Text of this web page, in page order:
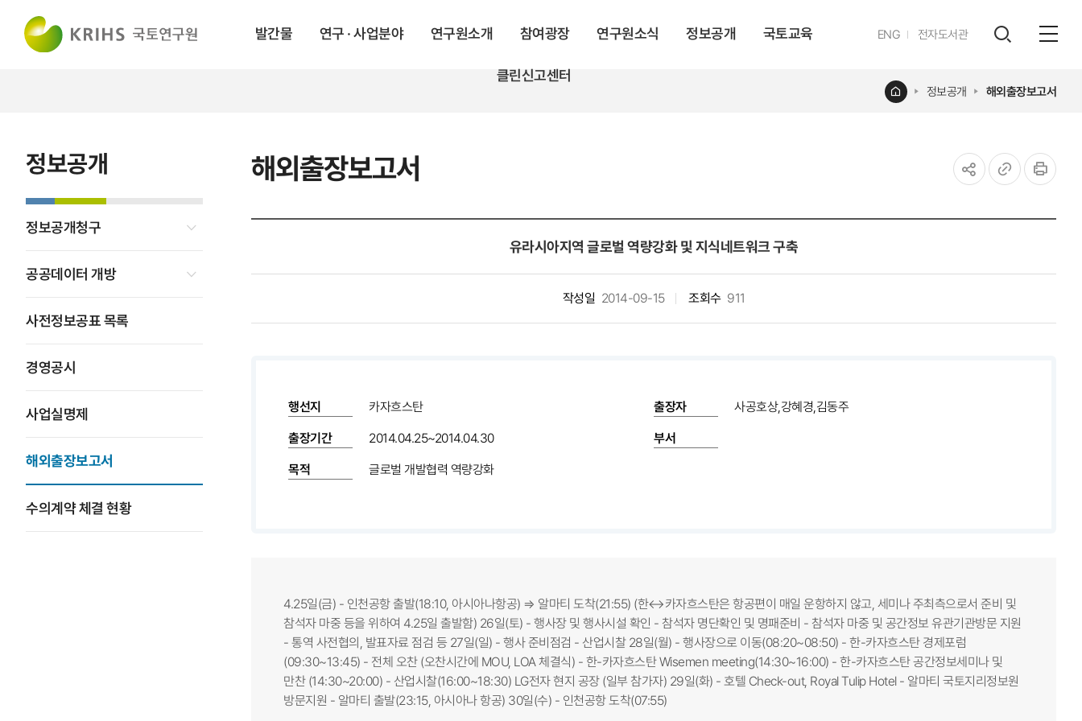
발간물 연구 · 사업분야 연구원소개 참여광장 연구원소식 정보공개 국토교육
클린신고센터
ENG영문전자도서관
레이어
해외출장보고서
홈 정보공개 해외출장보고서
정보공개
정보공개청구
공공데이터 개방
사전정보공표 목록
경영공시
사업실명제
해외출장보고서
수의계약 체결 현황
유라시아지역 글로벌 역량강화 및 지식네트워크 구축
작성일 2014-09-15 조회수 911
행선지 카자흐스탄 출장자 사공호상,강혜경,김동주
출장기간 2014.04.25~2014.04.30 부서
목적 글로벌 개발협력 역량강화
4.25일(금) - 인천공항 출발(18:10, 아시아나항공) ⇒ 알마티 도착(21:55) (한↔카자흐스탄은 항공편이 매일 운항하지 않고, 세미나 주최측으로서 준비 및
참석자 마중 등을 위하여 4.25일 출발함) 26일(토) - 행사장 및 행사시설 확인 - 참석자 명단확인 및 명패준비 - 참석자 마중 및 공간정보 유관기관방문 지원
- 통역 사전협의, 발표자료 점검 등 27일(일) - 행사 준비점검 - 산업시찰 28일(월) - 행사장으로 이동(08:20~08:50) - 한-카자흐스탄 경제포럼
(09:30~13:45) - 전체 오찬 (오찬시간에 MOU, LOA 체결식) - 한-카자흐스탄 Wisemen meeting(14:30~16:00) - 한-카자흐스탄 공간정보세미나 및
만찬 (14:30~20:00) - 산업시찰(16:00~18:30) LG전자 현지 공장 (일부 참가자) 29일(화) - 호텔 Check-out, Royal Tulip Hotel - 알마티 국토지리정보원
방문지원 - 알마티 출발(23:15, 아시아나 항공) 30일(수) - 인천공항 도착(07:55)